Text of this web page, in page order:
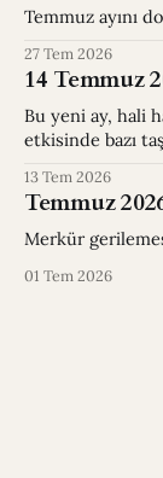
Temmuz ayını
27 Tem 2026
14 Temmuz
Bu yeni ay, hali
etkisinde bazı
13 Tem 2026
Temmuz
Merkür
01 Tem 2026